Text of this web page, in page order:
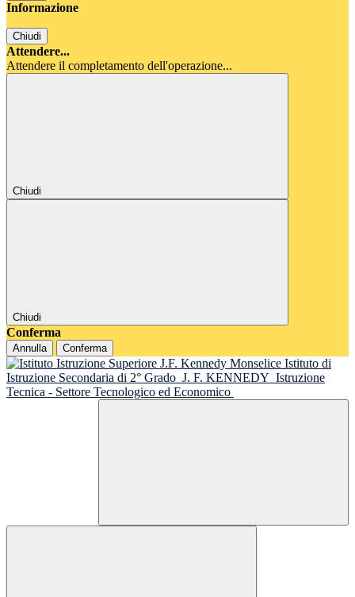
Informazione
Chiudi
Attendere...
Attendere il completamento dell'operazione...
Chiudi
Chiudi
Conferma
Annulla Conferma
Istituto di
Istruzione Secondaria di 2° Grado J. F. KENNEDY Istruzione
Tecnica - Settore Tecnologico ed Economico